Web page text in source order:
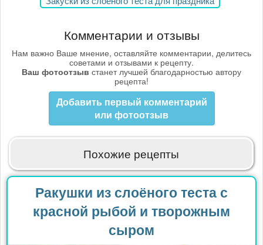
Комментарии и отзывы
Нам важно Ваше мнение, оставляйте комментарии, делитесь
советами и отзывами к рецепту.
Ваш фотоотзыв станет лучшей благодарностью автору
рецепта!
Добавить первый комментарий
или фотоотзыв
Похожие рецепты
Ракушки из слоёного теста с
красной рыбой и творожным
сыром